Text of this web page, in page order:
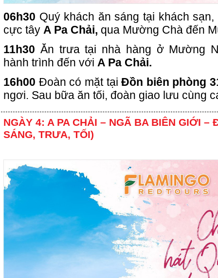
06h30 Quý khách ăn sáng tại khách
cực tây A Pa Chải, qua Mường Chà đến
11h30 Ăn trưa tại nhà hàng ở Mường
hành trình đến với A Pa Chải.
16h00 Đoàn có mặt tạiĐồn biên phòng
ngơi. Sau bữa ăn tối, đoàn giao lưu cùng
NGÀY 4: A PA CHẢI – NGÃ BA BIÊN GIỚI –
SÁNG, TRƯA, TỐI)